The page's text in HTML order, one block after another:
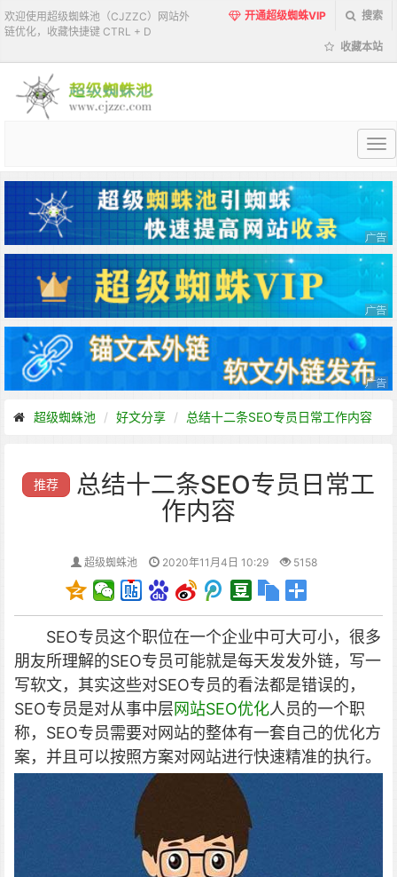
欢迎使用超级蜘蛛池（CJZZC）网站外
链优化，收藏快捷键 CTRL + D
开通超级蜘蛛VIP 搜索
收藏本站
超
蜘
蛛
池
超级蜘蛛池 好文分享 总结十二条SEO专员日常工作内容
推荐
总结十二条SEO专员日常工
作内容
超级蜘蛛池 2020年11月4日 10:29 5158
SEO专员这个职位在一个企业中可大可小，很多
朋友所理解的SEO专员可能就是每天发发外链，写一
写软文，其实这些对SEO专员的看法都是错误的，
SEO专员是对从事中层网站SEO优化人员的一个职
称，SEO专员需要对网站的整体有一套自己的优化方
案，并且可以按照方案对网站进行快速精准的执行。